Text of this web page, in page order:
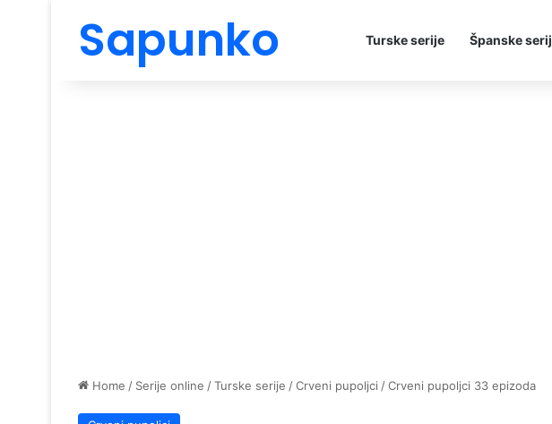
Sapunko Turske serije Španske
Home / Serije online /Turske serije /Crveni pupoljci /Crveni pupoljci 33 epizoda